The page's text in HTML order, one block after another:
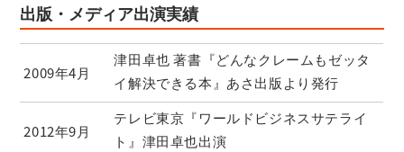
出版・メディア出演実績
2009年4月
津田卓也 著書『どんなクレームもゼッタ
イ解決できる本』あさ出版より発行
2012年9月
テレビ東京『ワールドビジネスサテライ
ト』津田卓也出演